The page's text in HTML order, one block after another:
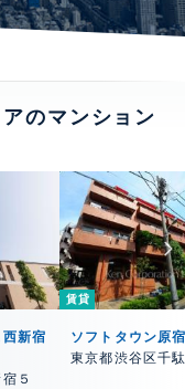
のマンション
新宿
５
賃貸
ソフトタウン原
東京都渋谷区千